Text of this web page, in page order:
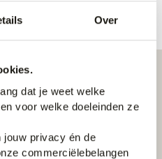
Over
dat je weet welke
voor welke doeleinden ze
jouw privacy én de
commerciëlebelangen
onze nieuwsbrief